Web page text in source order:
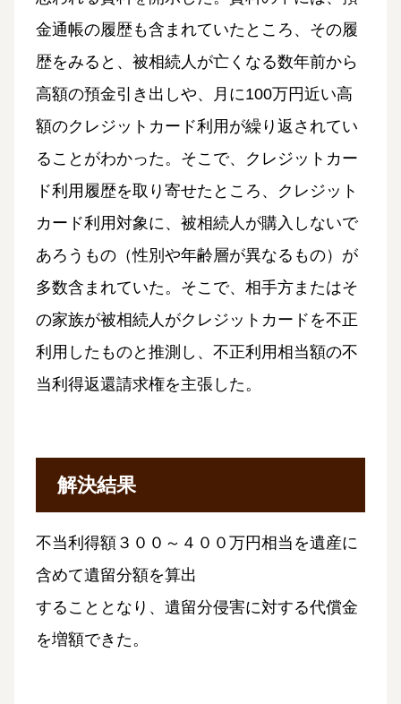
金通帳の履歴も含まれていたところ、その履
歴をみると、被相続人が亡くなる数年前から
高額の預金引き出しや、月に100万円近い高
額のクレジットカード利用が繰り返されてい
ることがわかった。そこで、クレジットカー
ド利用履歴を取り寄せたところ、クレジット
カード利用対象に、被相続人が購入しないで
あろうもの（性別や年齢層が異なるもの）が
多数含まれていた。そこで、相手方またはそ
の家族が被相続人がクレジットカードを不正
利用したものと推測し、不正利用相当額の不
当利得返還請求権を主張した。
解決結果
不当利得額３００～４００万円相当を遺産に
含めて遺留分額を算出
することとなり、遺留分侵害に対する代償金
を増額できた。